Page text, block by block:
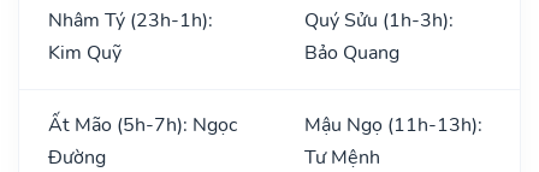
Nhâm Tý (23h-1h):
Kim Quỹ
Quý Sửu (1h-3h):
Bảo Quang
Ất Mão (5h-7h): Ngọc
Đường
Mậu Ngọ (11h-13h):
Tư Mệnh